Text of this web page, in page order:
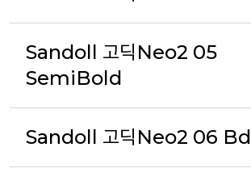
Sandoll 고딕Neo2 05
SemiBold
Sandoll 고딕Neo2 06 Bd